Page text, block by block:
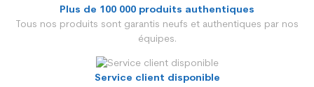
Plus de 100 000 produits authentiques
Tous nos produits sont garantis neufs et authentiques par nos
équipes.
Service client disponible